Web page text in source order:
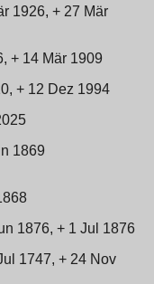
1926, + 27 Mär
+ 14 Mär 1909
+ 12 Dez 1994
1869
1876, + 1 Jul 1876
1747, + 24 Nov